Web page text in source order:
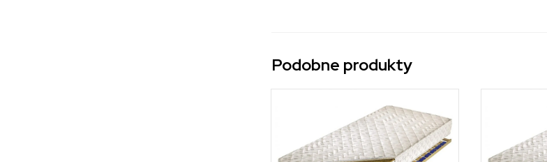
Podobne produkty